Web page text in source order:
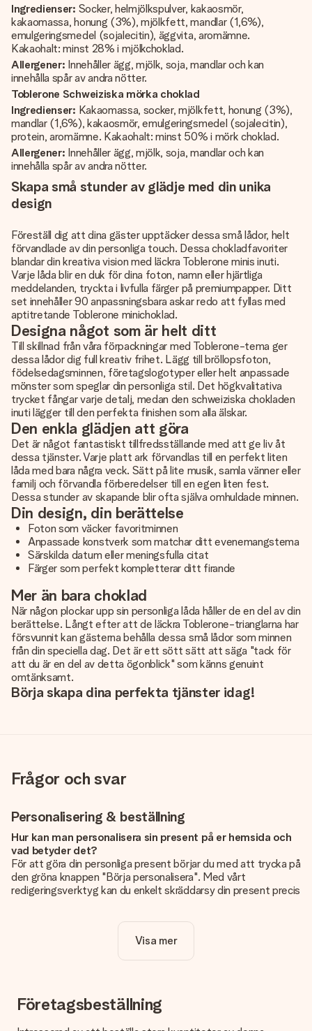
Ingredienser: Socker, helmjölkspulver, kakaosmör,
kakaomassa, honung (3%), mjölkfett, mandlar (1,6%),
emulgeringsmedel (sojalecitin), äggvita, aromämne.
Kakaohalt: minst 28% i mjölkchoklad.
Allergener: Innehåller ägg, mjölk, soja, mandlar och kan
innehålla spår av andra nötter.
Toblerone Schweiziska mörka choklad
Ingredienser: Kakaomassa, socker, mjölkfett, honung (3%),
mandlar (1,6%), kakaosmör, emulgeringsmedel (sojalecitin),
protein, aromämne. Kakaohalt: minst 50% i mörk choklad.
Allergener: Innehåller ägg, mjölk, soja, mandlar och kan
innehålla spår av andra nötter.
Skapa små stunder av glädje med din unika
design
Föreställ dig att dina gäster upptäcker dessa små lådor, helt
förvandlade av din personliga touch. Dessa chokladfavoriter
blandar din kreativa vision med läckra Toblerone minis inuti.
Varje låda blir en duk för dina foton, namn eller hjärtliga
meddelanden, tryckta i livfulla färger på premiumpapper. Ditt
set innehåller 90 anpassningsbara askar redo att fyllas med
aptitretande Toblerone minichoklad.
Designa något som är helt ditt
Till skillnad från våra förpackningar med Toblerone-tema ger
dessa lådor dig full kreativ frihet. Lägg till bröllopsfoton,
födelsedagsminnen, företagslogotyper eller helt anpassade
mönster som speglar din personliga stil. Det högkvalitativa
trycket fångar varje detalj, medan den schweiziska chokladen
inuti lägger till den perfekta finishen som alla älskar.
Den enkla glädjen att göra
Det är något fantastiskt tillfredsställande med att ge liv åt
dessa tjänster. Varje platt ark förvandlas till en perfekt liten
låda med bara några veck. Sätt på lite musik, samla vänner eller
familj och förvandla förberedelser till en egen liten fest.
Dessa stunder av skapande blir ofta själva omhuldade minnen.
Din design, din berättelse
Foton som väcker favoritminnen
Anpassade konstverk som matchar ditt evenemangstema
Särskilda datum eller meningsfulla citat
Färger som perfekt kompletterar ditt firande
Mer än bara choklad
När någon plockar upp sin personliga låda håller de en del av din
berättelse. Långt efter att de läckra Toblerone-trianglarna har
försvunnit kan gästerna behålla dessa små lådor som minnen
från din speciella dag. Det är ett sött sätt att säga "tack för
att du är en del av detta ögonblick" som känns genuint
omtänksamt.
Börja skapa dina perfekta tjänster idag!
Frågor och svar
Personalisering & beställning
Hur kan man personalisera sin present på er hemsida och
vad betyder det?
För att göra din personliga present börjar du med att trycka på
den gröna knappen "Börja personalisera". Med vårt
redigeringsverktyg kan du enkelt skräddarsy din present precis
Kostar det något extra att personalisera sin present?
Hur vet jag att min bild har tillräckligt hög kvalitet?
Visa mer
Företagsbeställning